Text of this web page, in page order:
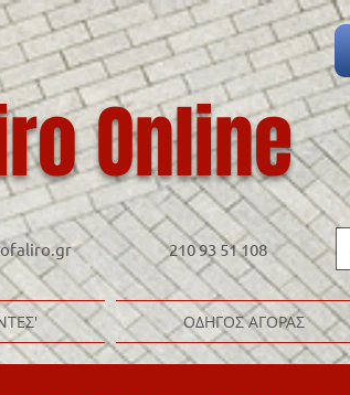
Online
210 93 51 108
ΟΔΗΓΟΣ ΑΓΟΡΑΣ